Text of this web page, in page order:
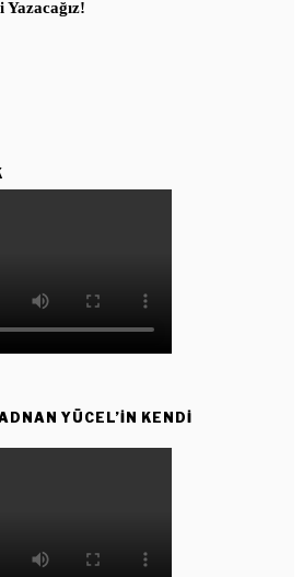
Yazacağız!
YÜCEL’IN KENDI